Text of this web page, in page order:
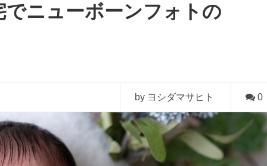
ニューボーンフォトの
by ヨシダマサヒト 0